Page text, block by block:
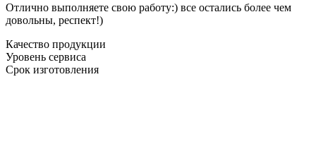
Отлично выполняете свою работу:) все остались более чем
довольны, респект!)
Качество продукции
Уровень сервиса
Срок изготовления